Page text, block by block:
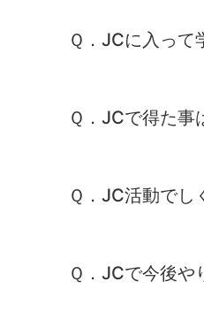
Ｑ．JCに入って
Ｑ．JCで得た事
Ｑ．JC活動でし
Ｑ．JCで今後や